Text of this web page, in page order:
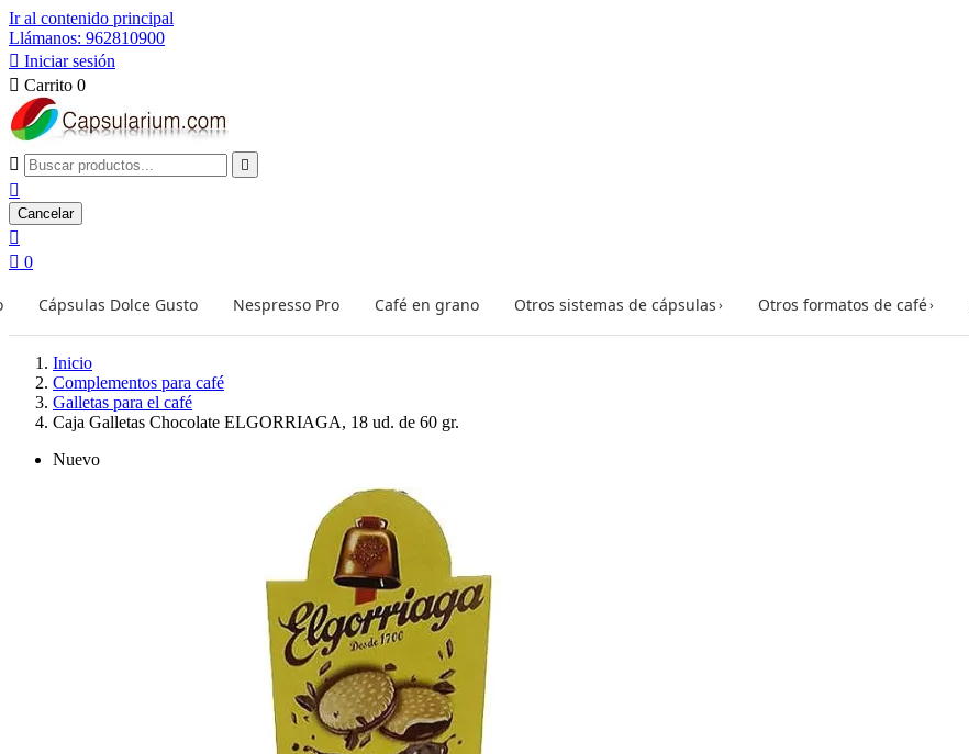
Ir al contenido principal
Llámanos: 962810900
 Iniciar sesión
 Carrito 0
 

Cancelar

 0
Cápsulas Dolce Gusto Nespresso Pro Café en grano Otros sistemas de cápsulas› Otros formatos de café›
Inicio
Complementos para café
Galletas para el café
Caja Galletas Chocolate ELGORRIAGA, 18 ud. de 60 gr.
Nuevo